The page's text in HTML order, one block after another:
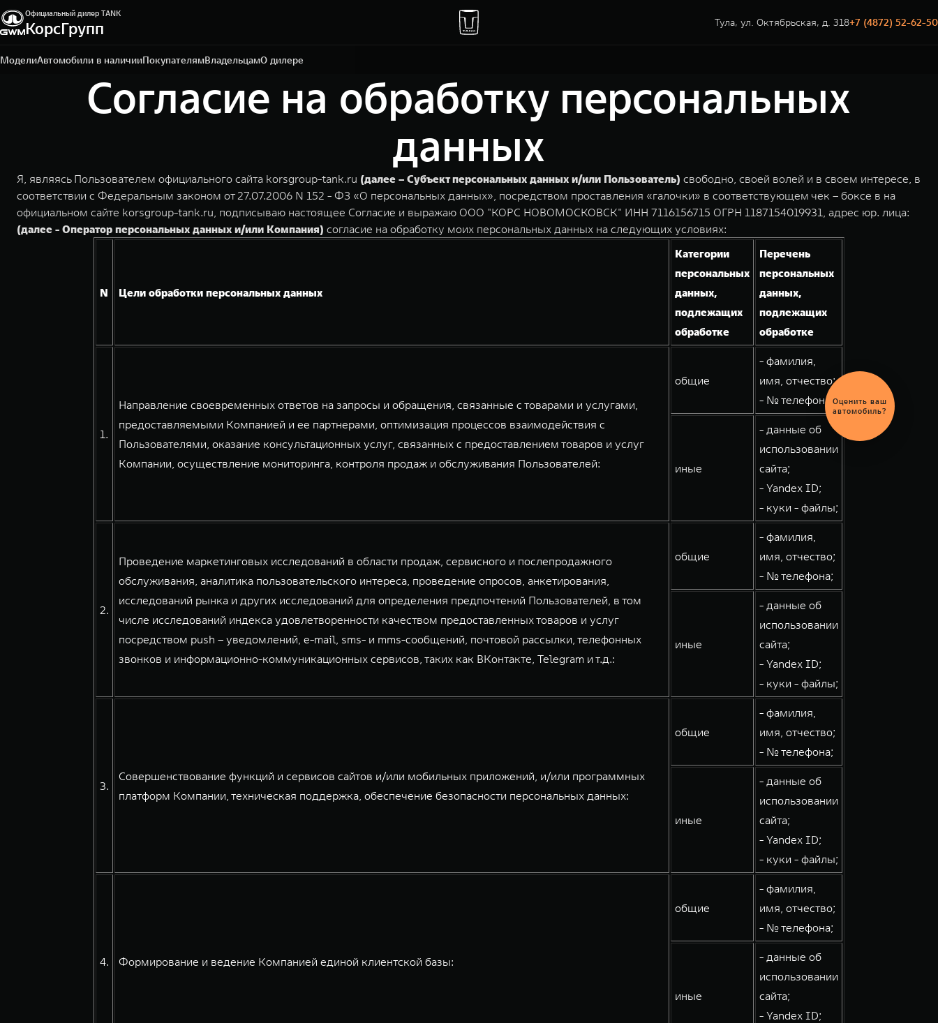
Официальный дилер TANK
КорсГрупп Тула, ул. Октябрьская, д. 318+7 (4872) 52-62-50
МоделиАвтомобили в наличииПокупателямВладельцамО дилере
Тула, ул. Октябрьская, д. 318
+7 (4872) 52-62-50
Согласие на обработку персональных
данных
Я, являясь Пользователем официального сайта korsgroup-tank.ru (далее – Субъект персональных данных и/или Пользователь) свободно, своей волей и в своем интересе, в
соответствии с Федеральным законом от 27.07.2006 N 152 - ФЗ «О персональных данных», посредством проставления «галочки» в соответствующем чек – боксе в на
официальном сайте korsgroup-tank.ru, подписываю настоящее Согласие и выражаю ООО "КОРС НОВОМОСКОВСК" ИНН 7116156715 ОГРН 1187154019931, адрес юр. лица:
(далее - Оператор персональных данных и/или Компания) согласие на обработку моих персональных данных на следующих условиях:
N Цели обработки персональных данных
Категории
персональных
данных,
подлежащих
обработке
Перечень
персональных
данных,
подлежащих
обработке
1.
Направление своевременных ответов на запросы и обращения, связанные с товарами и услугами,
предоставляемыми Компанией и ее партнерами, оптимизация процессов взаимодействия с
Пользователями, оказание консультационных услуг, связанных с предоставлением товаров и услуг
Компании, осуществление мониторинга, контроля продаж и обслуживания Пользователей:
общие
- фамилия,
имя, отчество;
- № телефона;
иные
- данные об
использовании
сайта;
- Yandex ID;
- куки - файлы;
2.
Проведение маркетинговых исследований в области продаж, сервисного и послепродажного
обслуживания, аналитика пользовательского интереса, проведение опросов, анкетирования,
исследований рынка и других исследований для определения предпочтений Пользователей, в том
числе исследований индекса удовлетворенности качеством предоставленных товаров и услуг
посредством push – уведомлений, e-mail, sms- и mms-сообщений, почтовой рассылки, телефонных
звонков и информационно-коммуникационных сервисов, таких как ВКонтакте, Telegram и т.д.:
общие
- фамилия,
имя, отчество;
- № телефона;
иные
- данные об
использовании
сайта;
- Yandex ID;
- куки - файлы;
3.
Совершенствование функций и сервисов сайтов и/или мобильных приложений, и/или программных
платформ Компании, техническая поддержка, обеспечение безопасности персональных данных:
общие
- фамилия,
имя, отчество;
- № телефона;
иные
- данные об
использовании
сайта;
- Yandex ID;
- куки - файлы;
4. Формирование и ведение Компанией единой клиентской базы:
общие
- фамилия,
имя, отчество;
- № телефона;
иные
- данные об
использовании
сайта;
- Yandex ID;
обмен
автомобиля